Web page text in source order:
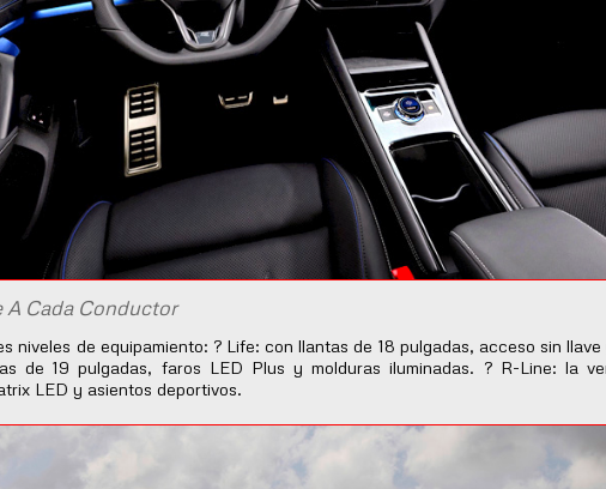
A Cada Conductor
niveles de equipamiento: ? Life: con llantas de 18 pulgadas, acceso sin
de 19 pulgadas, faros LED Plus y molduras iluminadas. ? R-Line: la
LED y asientos deportivos.